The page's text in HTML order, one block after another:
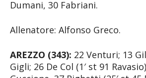
Dumani, 30 Fabriani.
Allenatore: Alfonso Greco.
AREZZO (343): 22 Venturi; 13
Gigli; 26 De Col (1′ st 91